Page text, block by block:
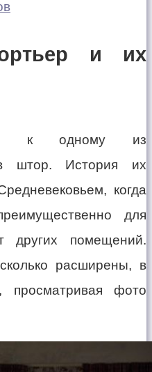
и их
к одному из
штор. История их
когда
для
других помещений.
расширены, в
просматривая фото